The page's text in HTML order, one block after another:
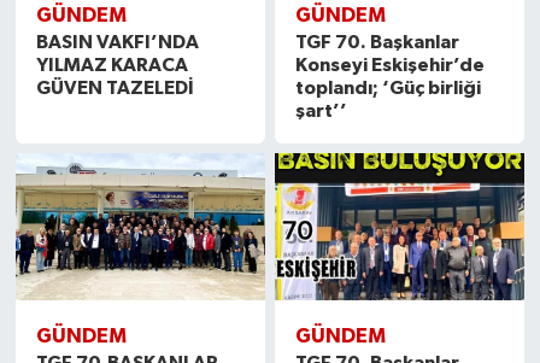
GÜNDEM
BASIN VAKFI’NDA
YILMAZ KARACA
GÜVEN TAZELEDİ
GÜNDEM
TGF 70. Başkanlar
Konseyi Eskişehir’de
toplandı; ‘Güç birliği
şart’’
GÜNDEM GÜNDEM